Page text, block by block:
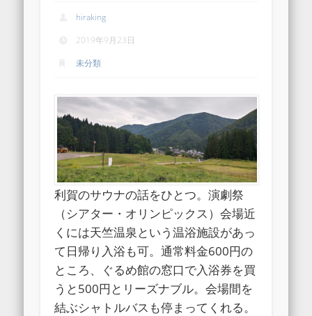
hiraking
2019年9月23日
未分類
利賀のサウナの話をひとつ。演劇祭
（シアター・オリンピックス）会場近
くには天竺温泉という温浴施設があっ
て日帰り入浴も可。通常料金600円の
ところ、ぐるめ館の窓口で入浴券を買
うと500円とリーズナブル。会場間を
結ぶシャトルバスも停まってくれる。